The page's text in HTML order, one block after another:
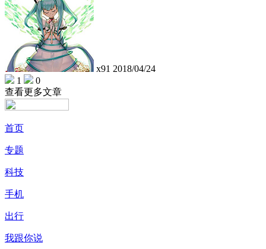
x91 2018/04/24
1
0
查看更多文章
首页
专题
科技
手机
出行
我跟你说